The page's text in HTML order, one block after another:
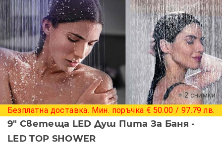
+ 2 снимки
Безплатна доставка. Мин. поръчка € 50.00 / 97.79 лв.
9" Светеща LED Душ Пита За Баня -
LED TOP SHOWER